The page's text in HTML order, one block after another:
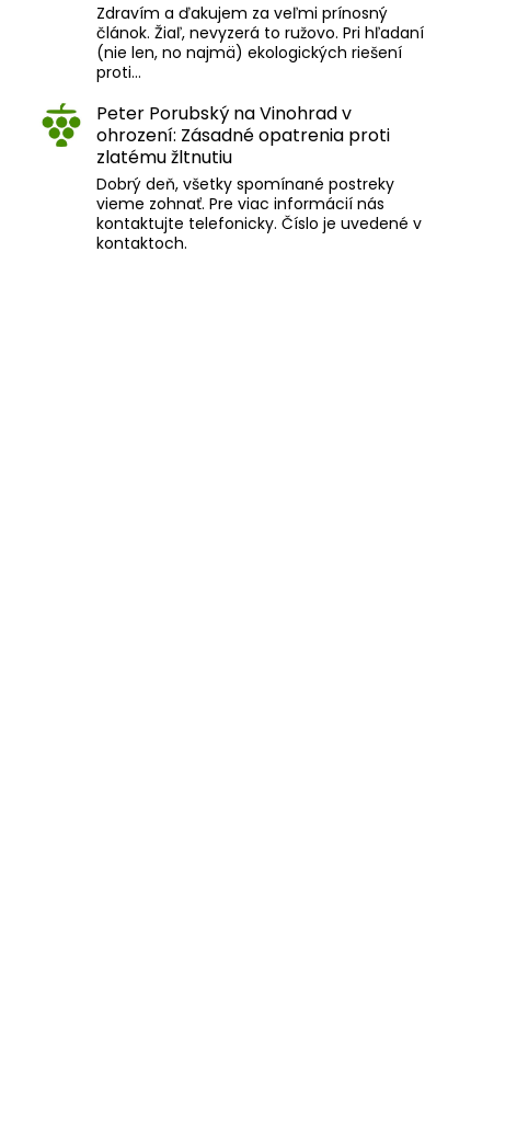
Zdravím a ďakujem za veľmi prínosný
článok. Žiaľ, nevyzerá to ružovo. Pri hľadaní
(nie len, no najmä) ekologických riešení
proti…
Peter Porubský naVinohrad v
ohrození: Zásadné opatrenia proti
zlatému žltnutiu
Dobrý deň, všetky spomínané postreky
vieme zohnať. Pre viac informácií nás
kontaktujte telefonicky. Číslo je uvedené v
kontaktoch.